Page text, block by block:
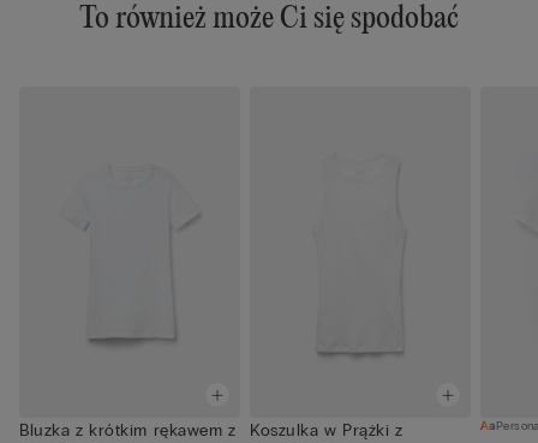
To również może Ci się spodobać
Bluzka z krótkim rękawem z
Koszulka w Prążki z